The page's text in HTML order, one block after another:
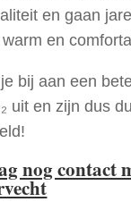
en gaan
en
bij aan een
uit en zijn dus
nog contact